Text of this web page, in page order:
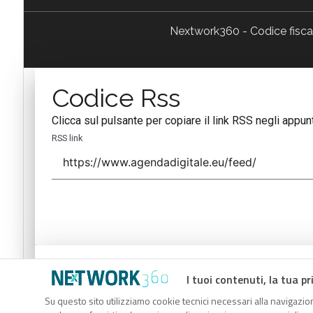
I tuoi contenuti, la tua
Su questo sito utilizziamo cookie tecnici necessari alla
Nextwork360 - Codice
Codice Rss
Clicca sul pulsante per copiare il link RSS negli
RSS link
Codice Rss
Clicca sul pulsante per copiare il link RSS negli